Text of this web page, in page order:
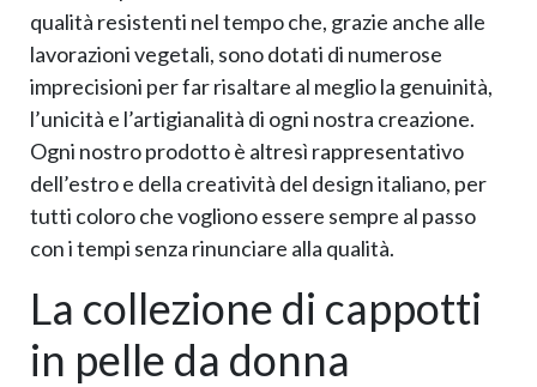
qualità resistenti nel tempo che, grazie anche alle
lavorazioni vegetali, sono dotati di numerose
imprecisioni per far risaltare al meglio la genuinità,
l’unicità e l’artigianalità di ogni nostra creazione.
Ogni nostro prodotto è altresì rappresentativo
dell’estro e della creatività del design italiano, per
tutti coloro che vogliono essere sempre al passo
con i tempi senza rinunciare alla qualità.
La collezione di cappotti
in pelle da donna